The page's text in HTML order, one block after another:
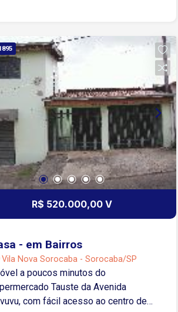
R$ 520.000,00 V
- em Bairros
Vila Nova Sorocaba - Sorocaba/SP
a poucos minutos do
Tauste da Avenida
com fácil acesso ao centro de